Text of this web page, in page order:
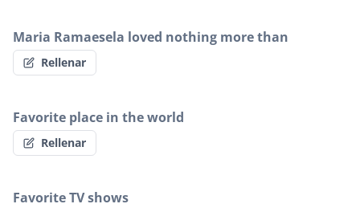
Maria Ramaesela loved nothing more than
Rellenar
Favorite place in the world
Rellenar
Favorite TV shows